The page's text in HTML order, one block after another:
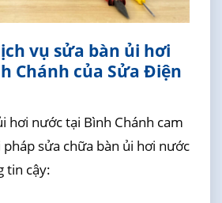
vụ sửa bàn ủi hơi
Chánh của Sửa Điện
hơi nước tại Bình Chánh cam
pháp sửa chữa bàn ủi hơi nước
tin cậy: